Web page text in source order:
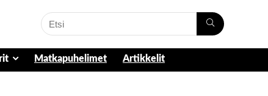
Matkapuhelimet Artikkelit